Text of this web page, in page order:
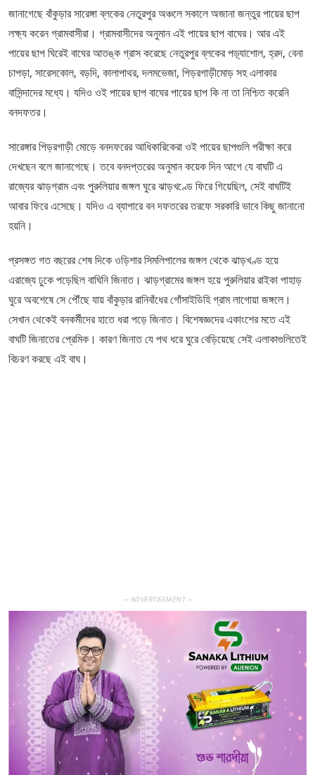
জানাগেছে বাঁকুড়ার সারেঙ্গা ব্লকের নেতুরপুর অঞ্চলে সকালে অজানা জন্তুর পায়ের ছাপ
লক্ষ্য করেন গ্রামবাসীরা। গ্রামবাসীদের অনুমান এই পায়ের ছাপ বাঘের। আর এই
পায়ের ছাপ ঘিরেই বাঘের আতঙ্ক গ্রাস করেছে নেতুরপুর ব্লকের পড়্যাশোল, হ্রদ, বেনা
চাপড়া, সারেসকোল, বড়দি, কালাপাথর, দলমভেজা, পিড়রগাড়ীমোড় সহ এলাকার
বাসিন্দাদের মধ্যে। যদিও ওই পায়ের ছাপ বাঘের পায়ের ছাপ কি না তা নিশ্চিত করেনি
বনদফতর।
সারেঙ্গার পিড়রগাড়ী মোড়ে বনদফরের আধিকারিকেরা ওই পায়ের ছাপগুলি পরীক্ষা করে
দেখছেন বলে জানাগেছে। তবে বনদপ্তরের অনুমান কয়েক দিন আগে যে বাঘটি এ
রাজ্যের ঝাড়গ্রাম এবং পুরুলিয়ার জঙ্গল ঘুরে ঝাড়খণ্ডে ফিরে গিয়েছিল, সেই বাঘটিই
আবার ফিরে এসেছে। যদিও এ ব্যাপারে বন দফতরের তরফে সরকারি ভাবে কিছু জানানো
হয়নি।
প্রসঙ্গত গত বছরের শেষ দিকে ওড়িশার সিমলিপালের জঙ্গল থেকে ঝাড়খণ্ড হয়ে
এরাজ্যে ঢুকে পড়েছিল বাঘিনি জিনাত। ঝাড়গ্রামের জঙ্গল হয়ে পুরুলিয়ার রাইকা পাহাড়
ঘুরে অবশেষে সে পৌঁছে যায় বাঁকুড়ার রানিবাঁধের গোঁসাইডিহি গ্রাম লাগোয়া জঙ্গলে।
সেখান থেকেই বনকর্মীদের হাতে ধরা পড়ে জিনাত। বিশেষজ্ঞদের একাংশের মতে এই
বাঘটি জিনাতের প্রেমিক। কারণ জিনাত যে পথ ধরে ঘুরে বেড়িয়েছে সেই এলাকাগুলিতেই
বিচরণ করছে এই বাঘ।
— ADVERTISEMENT —